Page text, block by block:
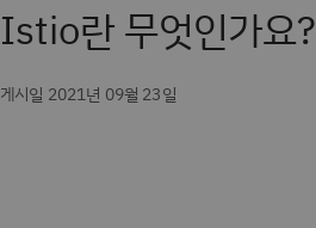
Istio란 무엇인가요?
게시일 2021년 09월 23일